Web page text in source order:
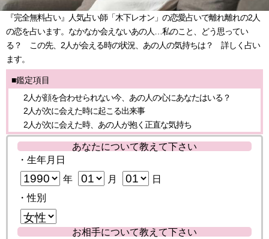
『完全無料占い』人気占い師「木下レオン」の恋愛占いで離れ離れの2人
の恋を占います。なかなか会えないあの人…私のこと、どう思ってい
る？ この先、2人が会える時の状況、あの人の気持ちは？ 詳しく占い
ます。
■鑑定項目
2人が顔を合わせられない今、あの人の心にあなたはいる？
2人が次に会えた時に起こる出来事
2人が次に会えた時、あの人が抱く正直な気持ち
あなたについて教えて下さい
・生年月日
年 月
日
・性別
お相手について教えて下さい